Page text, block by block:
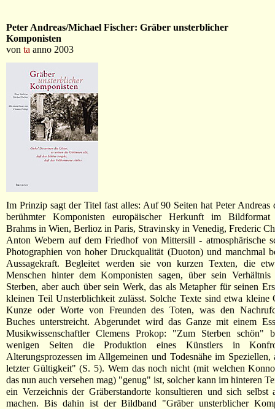
Peter Andreas/Michael Fischer: Gräber unsterblicher
Komponisten
von ta anno 2003
Im Prinzip sagt der Titel fast alles: Auf 90 Seiten hat Peter Andreas
berühmter Komponisten europäischer Herkunft im Bildformat
Brahms in Wien, Berlioz in Paris, Stravinsky in Venedig, Frederic
Anton Webern auf dem Friedhof von Mittersill - atmosphärische
Photographien von hoher Druckqualität (Duoton) und manchmal
Aussagekraft. Begleitet werden sie von kurzen Texten, die
Menschen hinter dem Komponisten sagen, über sein
Sterben, aber auch über sein Werk, das als Metapher für seinen
kleinen Teil Unsterblichkeit zulässt. Solche Texte sind etwa kleine
Kunze oder Worte von Freunden des Toten, was den
Buches unterstreicht. Abgerundet wird das Ganze mit einem
Musikwissenschaftler Clemens Prokop: "Zum Sterben schön"
wenigen Seiten die Produktion eines Künstlers in
Alterungsprozessen im Allgemeinen und Todesnähe im
letzter Gültigkeit" (S. 5). Wem das noch nicht (mit welchen
das nun auch versehen mag) "genug" ist, solcher kann im hinteren
ein Verzeichnis der Gräberstandorte konsultieren und sich selbst
machen. Bis dahin ist der Bildband "Gräber unsterblicher